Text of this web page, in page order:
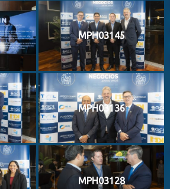
MPH03145
MPH03136
MPH03128